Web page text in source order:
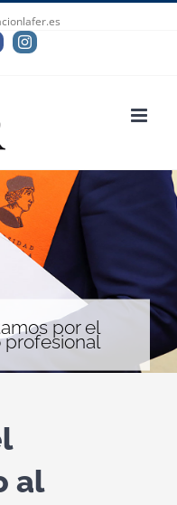
FacebookInstagram
por el
al